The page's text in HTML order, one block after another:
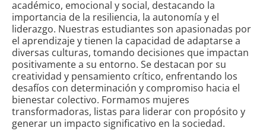
académico, emocional y social, destacando la
importancia de la resiliencia, la autonomía y el
liderazgo. Nuestras estudiantes son apasionadas por
el aprendizaje y tienen la capacidad de adaptarse a
diversas culturas, tomando decisiones que impactan
positivamente a su entorno. Se destacan por su
creatividad y pensamiento crítico, enfrentando los
desafíos con determinación y compromiso hacia el
bienestar colectivo. Formamos mujeres
transformadoras, listas para liderar con propósito y
generar un impacto significativo en la sociedad.